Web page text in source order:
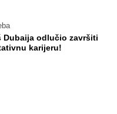
Dubaija odlučio završiti
karijeru!